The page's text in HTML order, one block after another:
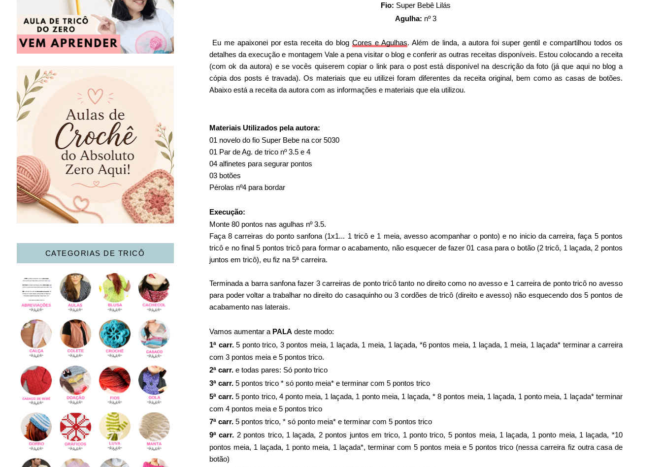
Fio: Super Bebê Lilás
Agulha: nº 3
Eu me apaixonei por esta receita do blogCores e Agulhas. Além de linda, a autora foi super gentil e compartilhou todos os
detalhes da execução e montagem Vale a pena visitar o blog e conferir as outras receitas disponíveis. Estou colocando a receita
(com ok da autora) e se vocês quiserem copiar o link para o post está disponível na descrição da foto (já que aqui no blog a
cópia dos posts é travada). Os materiais que eu utilizei foram diferentes da receita original, bem como as casas de botões.
Abaixo está a receita da autora com as informações e materiais que ela utilizou.
Materiais Utilizados pela autora:
01 novelo do fio Super Bebe na cor 5030
01 Par de Ag. de trico nº 3.5 e 4
04 alfinetes para segurar pontos
03 botões
Pérolas nº4 para bordar
Execução:
Monte 80 pontos nas agulhas nº 3.5.
Faça 8 carreiras do ponto sanfona (1x1... 1 tricô e 1 meia, avesso acompanhar o ponto) e no inicio da carreira, faça 5 pontos
tricô e no final 5 pontos tricô para formar o acabamento, não esquecer de fazer 01 casa para o botão (2 tricô, 1 laçada, 2 pontos
juntos em tricô), eu fiz na 5ª carreira.
Terminada a barra sanfona fazer 3 carreiras de ponto tricô tanto no direito como no avesso e 1 carreira de ponto tricô no avesso
para poder voltar a trabalhar no direito do casaquinho ou 3 cordões de tricô (direito e avesso) não esquecendo dos 5 pontos de
acabamento nas laterais.
Vamos aumentar a PALA deste modo:
1ª carr.5 ponto trico, 3 pontos meia, 1 laçada, 1 meia, 1 laçada, *6 pontos meia, 1 laçada, 1 meia, 1 laçada* terminar a carreira
com 3 pontos meia e 5 pontos trico.
2ª carr.e todas pares: Só ponto trico
3ª carr.5 pontos trico * só ponto meia* e terminar com 5 pontos trico
5ª carr.5 ponto trico, 4 ponto meia, 1 laçada, 1 ponto meia, 1 laçada, * 8 pontos meia, 1 laçada, 1 ponto meia, 1 laçada* terminar
com 4 pontos meia e 5 pontos trico
7ª carr.5 pontos trico, * só ponto meia* e terminar com 5 pontos trico
9ª carr. 2 pontos trico, 1 laçada, 2 pontos juntos em trico, 1 ponto trico, 5 pontos meia, 1 laçada, 1 ponto meia, 1 laçada, *10
pontos meia, 1 laçada, 1 ponto meia, 1 laçada*, terminar com 5 pontos meia e 5 pontos trico (nessa carreira fiz outra casa de
botão)
CATEGORIAS DE TRICÔ